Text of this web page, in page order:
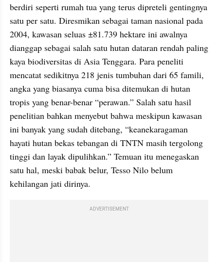
berdiri seperti rumah tua yang terus dipreteli gentingnya
satu per satu. Diresmikan sebagai taman nasional pada
2004, kawasan seluas ±81.739 hektare ini awalnya
dianggap sebagai salah satu hutan dataran rendah paling
kaya biodiversitas di Asia Tenggara. Para peneliti
mencatat sedikitnya 218 jenis tumbuhan dari 65 famili,
angka yang biasanya cuma bisa ditemukan di hutan
tropis yang benar-benar “perawan.” Salah satu hasil
penelitian bahkan menyebut bahwa meskipun kawasan
ini banyak yang sudah ditebang, “keanekaragaman
hayati hutan bekas tebangan di TNTN masih tergolong
tinggi dan layak dipulihkan.” Temuan itu menegaskan
satu hal, meski babak belur, Tesso Nilo belum
kehilangan jati dirinya.
ADVERTISEMENT